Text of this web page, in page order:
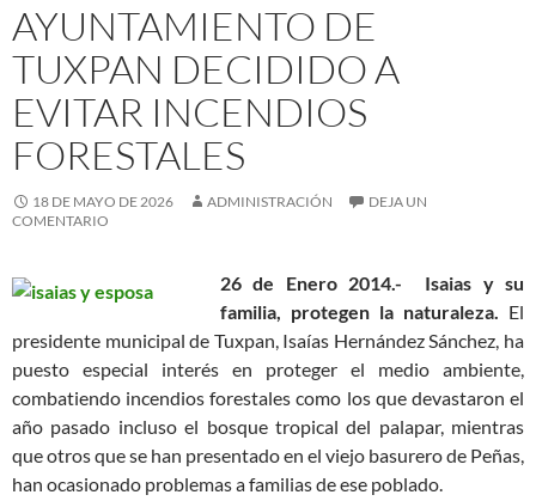
AYUNTAMIENTO DE
TUXPAN DECIDIDO A
EVITAR INCENDIOS
FORESTALES
18 DE MAYO DE 2026 ADMINISTRACIÓN
DEJA UN
COMENTARIO
26 de Enero 2014.-
Isaias y su
familia, protegen la naturaleza. El
presidente municipal de Tuxpan, Isaías Hernández Sánchez, ha
puesto especial interés en proteger el medio ambiente,
combatiendo incendios forestales como los que devastaron el
año pasado incluso el bosque tropical del palapar, mientras
que otros que se han presentado en el viejo basurero de Peñas,
han ocasionado problemas a familias de ese poblado.